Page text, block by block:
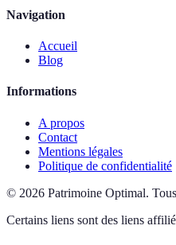
Navigation
Accueil
Blog
Informations
A propos
Contact
Mentions légales
Politique de confidentialité
© 2026 Patrimoine Optimal.
Certains liens sont des liens